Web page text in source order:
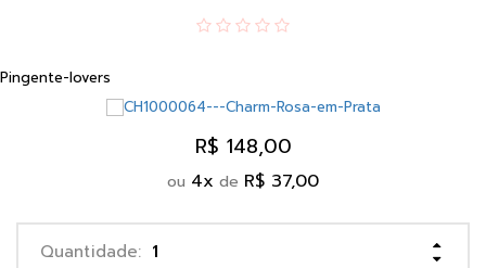
Pingente-lovers
R$ 148,00
ou 4x de R$ 37,00